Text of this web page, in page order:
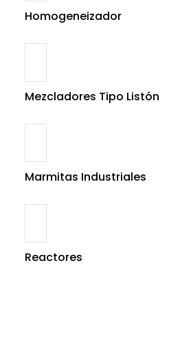
Homogeneizador
Mezcladores Tipo Listón
Marmitas Industriales
Reactores